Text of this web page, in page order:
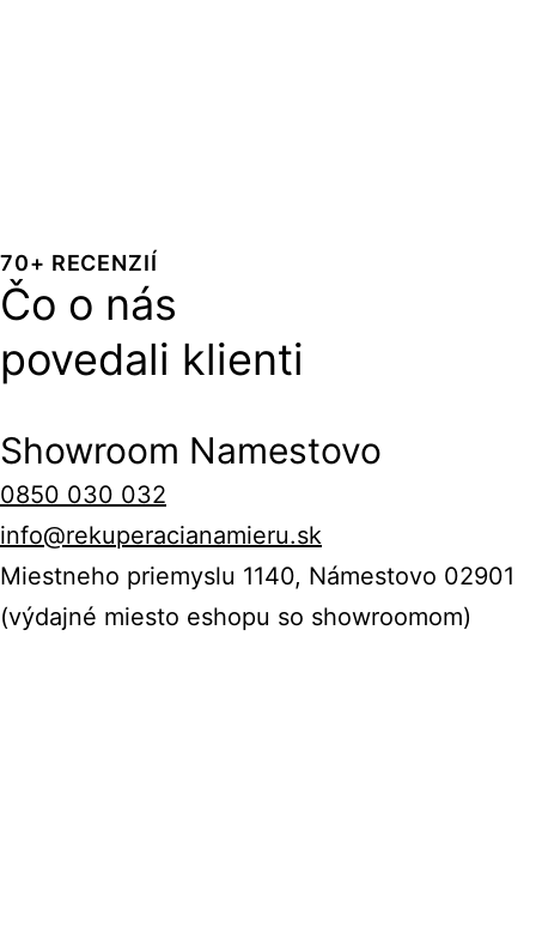
70+ RECENZIÍ
Čo o nás
povedali klienti
Showroom Namestovo
0850 030 032
info@rekuperacianamieru.sk
Miestneho priemyslu 1140, Námestovo 02901
(výdajné miesto eshopu so showroomom)